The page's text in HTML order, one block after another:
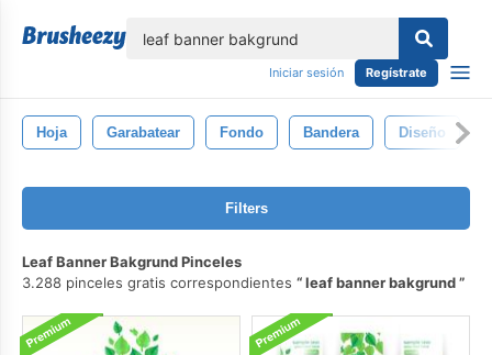
Iniciar sesión Regístrate
Hoja Garabatear Fondo Bandera Diseño
Filters
Leaf Banner Bakgrund Pinceles
3.288 pinceles gratis correspondientes
leaf banner bakgrund